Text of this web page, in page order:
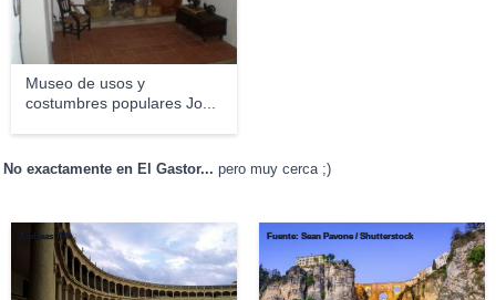
Museo de usos y
costumbres populares Jo...
No exactamente en El Gastor... pero muy cerca ;)
Andreas Tille Fuente: Sean Pavone / Shutterstock